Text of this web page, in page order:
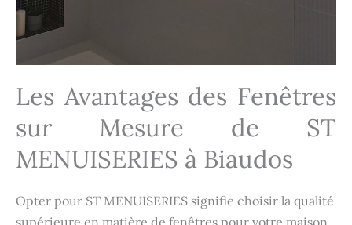
Les Avantages des Fenêtres
sur Mesure de ST
MENUISERIES à Biaudos
Opter pour ST MENUISERIES signifie choisir la qualité
supérieure en matière de fenêtres pour votre maison.